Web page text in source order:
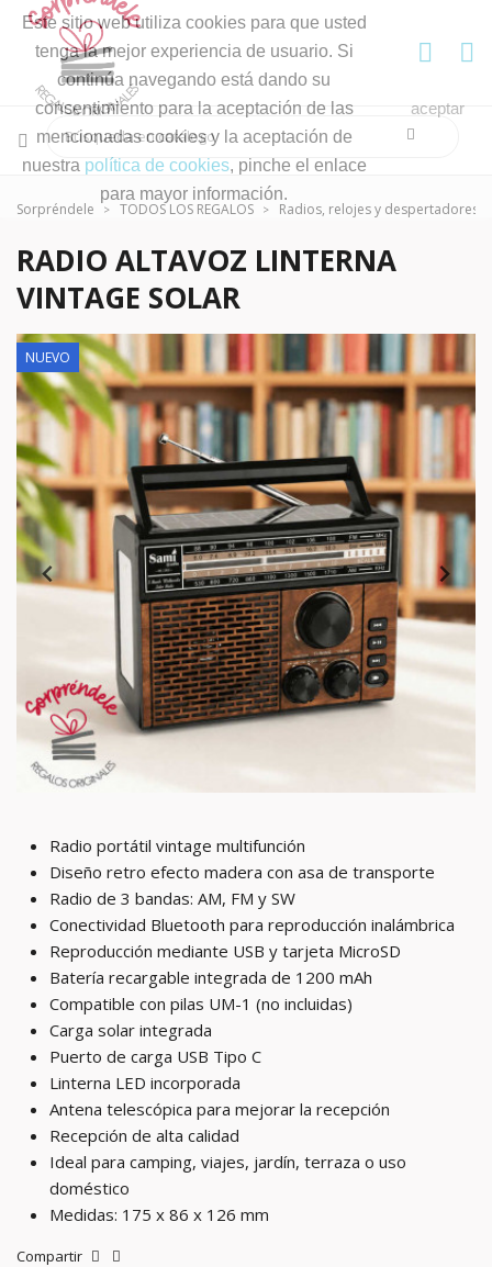
Este sitio web utiliza cookies para que usted
tenga la mejor experiencia de usuario. Si
continúa navegando está dando su
consentimiento para la aceptación de las
mencionadas cookies y la aceptación de
nuestra política de cookies, pinche el enlace
para mayor información.
aceptar
Sorpréndele TODOS LOS REGALOS Radios, relojes y despertadores
RADIO ALTAVOZ LINTERNA
VINTAGE SOLAR
NUEVO
Radio portátil vintage multifunción
Diseño retro efecto madera con asa de transporte
Radio de 3 bandas: AM, FM y SW
Conectividad Bluetooth para reproducción inalámbrica
Reproducción mediante USB y tarjeta MicroSD
Batería recargable integrada de 1200 mAh
Compatible con pilas UM-1 (no incluidas)
Carga solar integrada
Puerto de carga USB Tipo C
Linterna LED incorporada
Antena telescópica para mejorar la recepción
Recepción de alta calidad
Ideal para camping, viajes, jardín, terraza o uso
doméstico
Medidas: 175 x 86 x 126 mm
Compartir